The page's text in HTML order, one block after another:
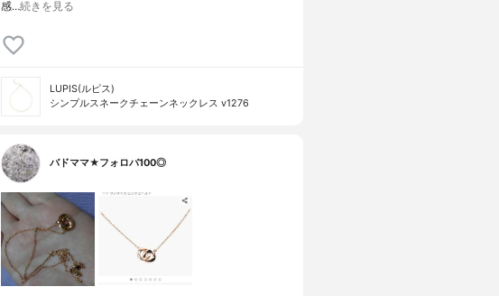
感…続きを見る
LUPIS(ルピス)
シンプルスネークチェーンネックレス v1276
バドママ★フォロバ100◎